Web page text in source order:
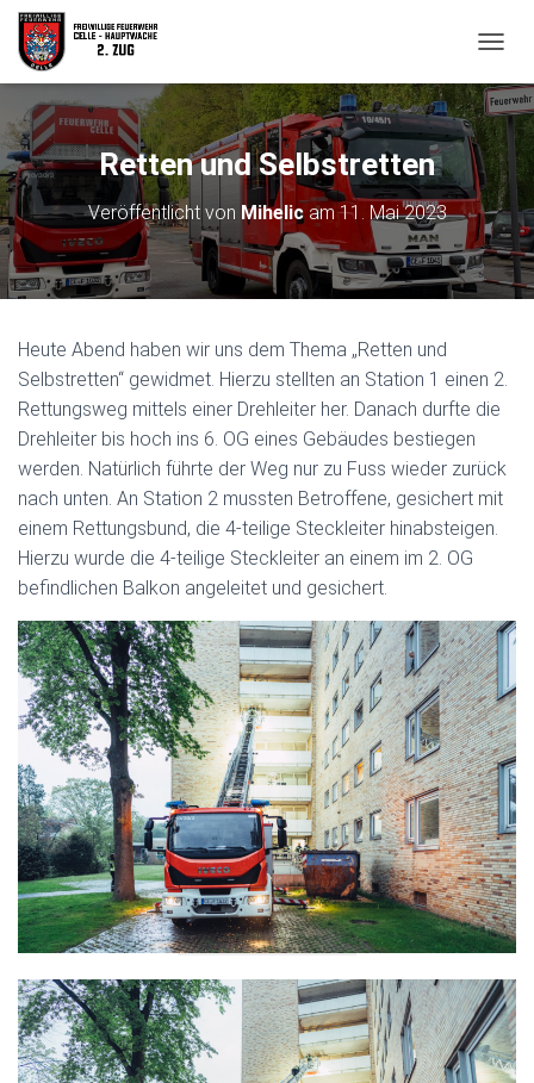
A
V
G
A
T
I
O
N
U
H
E
N
Retten und Selbstretten
Veröffentlicht von Mihelicam11. Mai 2023
Heute Abend haben wir uns dem Thema „Retten und
Selbstretten“ gewidmet. Hierzu stellten an Station 1 einen 2.
Rettungsweg mittels einer Drehleiter her. Danach durfte die
Drehleiter bis hoch ins 6. OG eines Gebäudes bestiegen
werden. Natürlich führte der Weg nur zu Fuss wieder zurück
nach unten. An Station 2 mussten Betroffene, gesichert mit
einem Rettungsbund, die 4-teilige Steckleiter hinabsteigen.
Hierzu wurde die 4-teilige Steckleiter an einem im 2. OG
befindlichen Balkon angeleitet und gesichert.